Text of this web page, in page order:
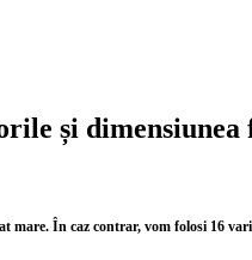
și
În caz contrar, vom folosi 16